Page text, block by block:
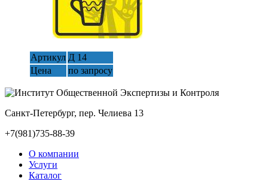
Артикул Д 14
Цена
по запросу
Санкт-Петербург, пер. Челиева 13
+7(981)735-88-39
О компании
Услуги
Каталог